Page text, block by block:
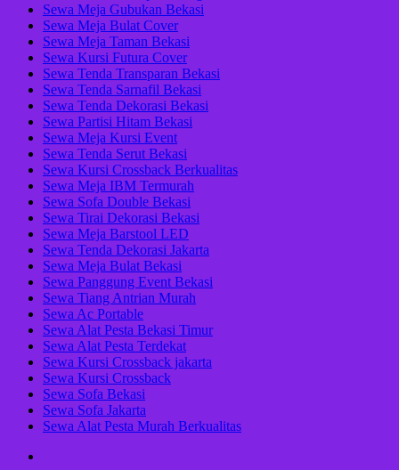
Sewa Meja Gubukan Bekasi
Sewa Meja Bulat Cover
Sewa Meja Taman Bekasi
Sewa Kursi Futura Cover
Sewa Tenda Transparan Bekasi
Sewa Tenda Sarnafil Bekasi
Sewa Tenda Dekorasi Bekasi
Sewa Partisi Hitam Bekasi
Sewa Meja Kursi Event
Sewa Tenda Serut Bekasi
Sewa Kursi Crossback Berkualitas
Sewa Meja IBM Termurah
Sewa Sofa Double Bekasi
Sewa Tirai Dekorasi Bekasi
Sewa Meja Barstool LED
Sewa Tenda Dekorasi Jakarta
Sewa Meja Bulat Bekasi
Sewa Panggung Event Bekasi
Sewa Tiang Antrian Murah
Sewa Ac Portable
Sewa Alat Pesta Bekasi Timur
Sewa Alat Pesta Terdekat
Sewa Kursi Crossback jakarta
Sewa Kursi Crossback
Sewa Sofa Bekasi
Sewa Sofa Jakarta
Sewa Alat Pesta Murah Berkualitas